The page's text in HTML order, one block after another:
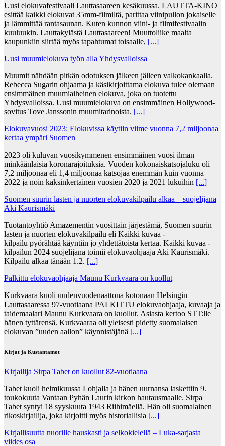
Uusi elokuvafestivaali Lauttasaareen kesäkuussa. LAUTTA-KINO
esittää kaikki elokuvat 35mm-filmiltä, parittaa viinipullon jokaiselle
ja lämmittää rantasaunan. Kuten kunnon viini- ja filmifestivaalin
kuuluukin. Lauttakylästä Lauttasaareen! Muuttoliike maalta
kaupunkiin siirtää myös tapahtumat toisaalle, [...]
Uusi muumielokuva työn alla Yhdysvalloissa
Muumit nähdään pitkän odotuksen jälkeen jälleen valkokankaalla.
Rebecca Sugarin ohjaama ja käsikirjoittama elokuva tulee olemaan
ensimmäinen muumiaiheinen elokuva, joka on tuotettu
Yhdysvalloissa. Uusi muumielokuva on ensimmäinen Hollywood-
sovitus Tove Janssonin muumitarinoista. [...]
Elokuvavuosi 2023: Elokuvissa käytiin viime vuonna 7,2 miljoonaa
kertaa ympäri Suomen
2023 oli kuluvan vuosikymmenen ensimmäinen vuosi ilman
minkäänlaisia koronarajoituksia. Vuoden kokonaiskatsojaluku oli
7,2 miljoonaa eli 1,4 miljoonaa katsojaa enemmän kuin vuonna
2022 ja noin kaksinkertainen vuosien 2020 ja 2021 lukuihin [...]
Suomen suurin lasten ja nuorten elokuvakilpailu alkaa – suojelijana
Aki Kaurismäki
Tuotantoyhtiö Amazementin vuosittain järjestämä, Suomen suurin
lasten ja nuorten elokuvakilpailu eli Kaikki kuvaa -
kilpailu pyörähtää käyntiin jo yhdettätoista kertaa. Kaikki kuvaa -
kilpailun 2024 suojelijana toimii elokuvaohjaaja Aki Kaurismäki.
Kilpailu alkaa tänään 1.2. [...]
Palkittu elokuvaohjaaja Maunu Kurkvaara on kuollut
Kurkvaara kuoli uudenvuodenaattona kotonaan Helsingin
Lauttasaaressa 97-vuotiaana PALKITTU elokuvaohjaaja, kuvaaja ja
taidemaalari Maunu Kurkvaara on kuollut. Asiasta kertoo STT:lle
hänen tyttärensä. Kurkvaaraa oli yleisesti pidetty suomalaisen
elokuvan ”uuden aallon” käynnistäjänä [...]
Kirjat ja Kustantamot
Kirjailija Sirpa Tabet on kuollut 82-vuotiaana
Tabet kuoli helmikuussa Lohjalla ja hänen uurnansa laskettiin 9.
toukokuuta Vantaan Pyhän Laurin kirkon hautausmaalle. Sirpa
Tabet syntyi 18 syyskuuta 1943 Riihimäellä. Hän oli suomalainen
rikoskirjailija, joka kirjoitti myös historiallisia [...]
Kirjallisuutta nuorille hauskasti ja selkokielellä – Luka-sarjasta
viides osa